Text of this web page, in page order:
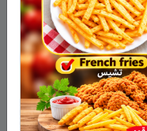
واستاذنا نايف
قمت به أنت من
المذكورين
رايات العلم
الكثيرون